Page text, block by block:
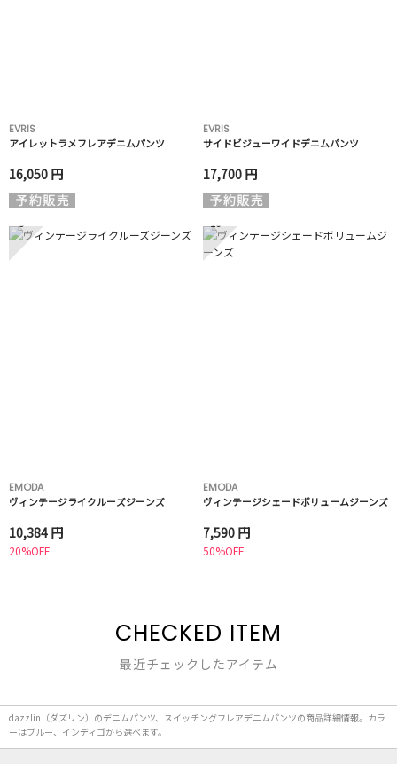
EVRIS
アイレットラメフレアデニムパンツ
16,050 円
EVRIS
サイドビジューワイドデニムパンツ
17,700 円
9
EMODA
ヴィンテージライクルーズジーンズ
10,384 円
20%OFF
10
EMODA
ヴィンテージシェードボリュームジーンズ
7,590 円
50%OFF
CHECKED ITEM
最近チェックしたアイテム
dazzlin（ダズリン）のデニムパンツ、スイッチングフレアデニムパンツの商品詳細情報。カラ
ーはブルー、インディゴから選べます。